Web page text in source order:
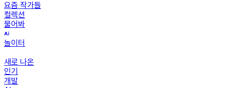
요즘 작가들
컬렉션
물어봐
놀이터
새로 나온
인기
개발